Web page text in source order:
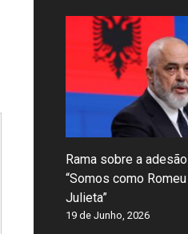
Rama sobre a
“Somos como
Julieta”
19 de Junho, 2026